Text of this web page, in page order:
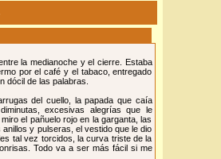
la medianoche y el cierre. Estaba
por el café y el tabaco, entregado
dócil de las palabras.
del cuello, la papada que caía
excesivas alegrías que le
el pañuelo rojo en la garganta, las
y pulseras, el vestido que le dio
tal vez torcidos, la curva triste de la
Todo va a ser más fácil si me